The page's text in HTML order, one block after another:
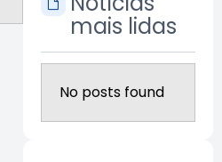
mais lidas
No posts found